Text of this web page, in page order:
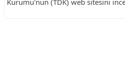
Kurumu'nun (TDK) web sitesini